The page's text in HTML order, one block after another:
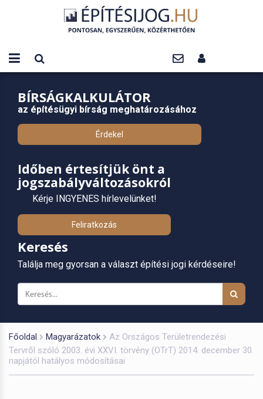
BÍRSÁGKALKULÁTOR
az építésügyi bírság meghatározásához
Érdekel
Időben értesítjük önt a
jogszabályváltozásokról
Kérje INGYENES hírlevelünket!
Feliratkozás
Keresés
Találja meg gyorsan a választ építési jogi kérdéseire!
Főoldal Magyarázatok
Az Országos Területrendezési
Tervről szóló 2003. évi XXVI. törvény (OTrT) 2014. december 30.
napjától hatályos módosításai